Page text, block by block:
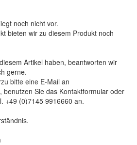
noch nicht vor.
bieten wir zu diesem Produkt noch
Artikel haben, beantworten wir
gerne.
bitte eine E-Mail an
benutzen Sie das Kontaktformular oder
+49 (0)7145 9916660 an.